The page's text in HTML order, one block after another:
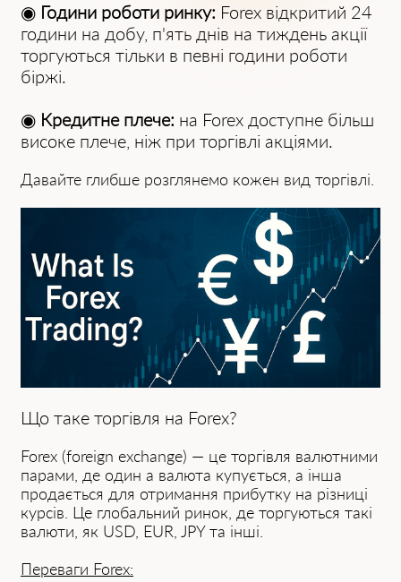
◉ Години роботи ринку: Forex відкритий 24
години на добу, п'ять днів на тиждень акції
торгуються тільки в певні години роботи
біржі.
◉ Кредитне плече: на Forex доступне більш
високе плече, ніж при торгівлі акціями.
Давайте глибше розглянемо кожен вид торгівлі.
Що таке торгівля на Forex?
Forex (foreign exchаnge) — це торгівля валютними
парами, де один а валюта купується, a інша
продається для отримання прибутку на різниці
курсів. Це глобальний ринок, де торгуються такі
валюти, як USD, EUR, JPY та інші.
Переваги Forex: